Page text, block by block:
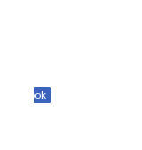
Facebook